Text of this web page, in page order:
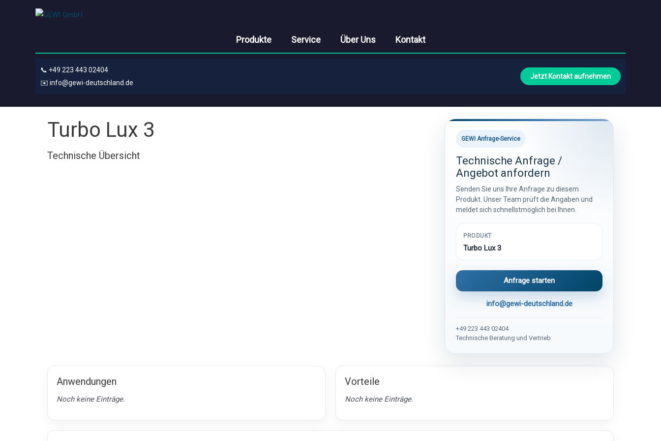
Produkte Service Über Uns Kontakt
📞 +49 223 443 02404
✉️ info@gewi-deutschland.de
Jetzt Kontakt aufnehmen
Turbo Lux 3
Technische Übersicht
GEWI Anfrage-Service
Technische Anfrage /
Angebot anfordern
Senden Sie uns Ihre Anfrage zu diesem
Produkt. Unser Team prüft die Angaben und
meldet sich schnellstmöglich bei Ihnen.
PRODUKT
Turbo Lux 3
Anfrage starten
info@gewi-deutschland.de
+49 223 443 02404
Technische Beratung und Vertrieb
Anwendungen
Noch keine Einträge.
Vorteile
Noch keine Einträge.